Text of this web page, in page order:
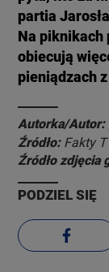
partia
Na piknikach
obiecują
pieniądzach
Autorka/Autor:
Źródło: Fakty
Źródło zdjęcia
PODZIEL SIĘ